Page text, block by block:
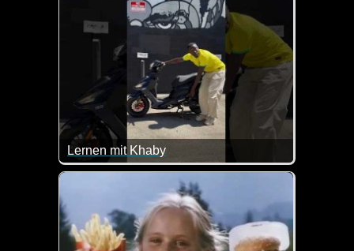
Lernen mit Khaby
Wenn man den richtigen Hebel bedient,